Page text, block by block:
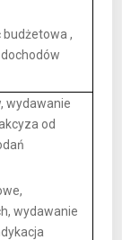
,
wydawanie
od
wydawanie